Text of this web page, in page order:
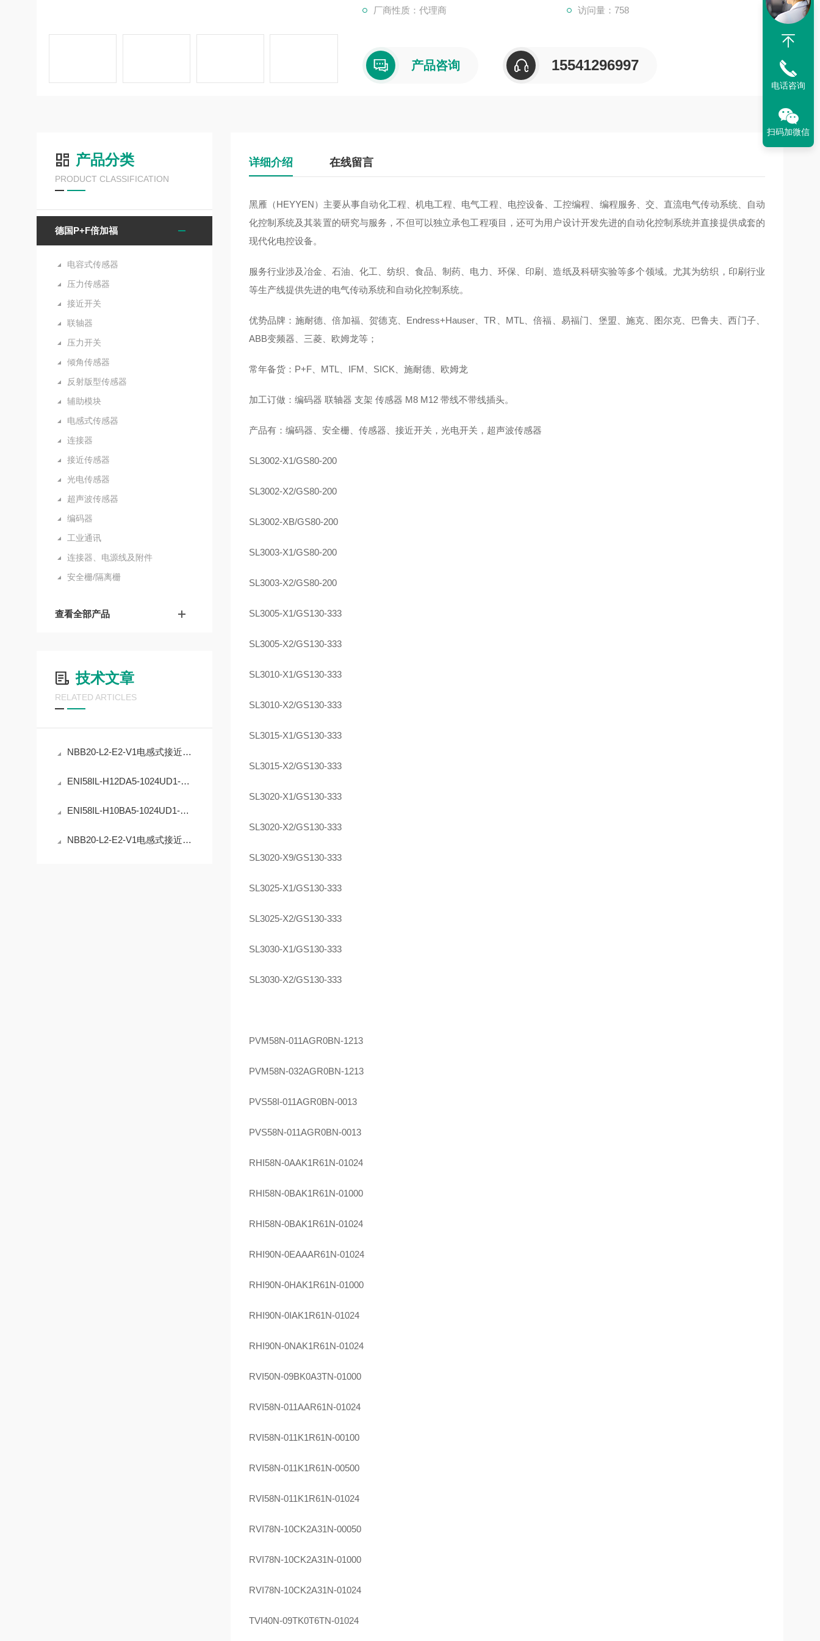
厂商性质：代理商 访问量：758
产品咨询 15541296997
产品分类
PRODUCT CLASSIFICATION
德国P+F倍加福
电容式传感器
压力传感器
接近开关
联轴器
压力开关
倾角传感器
反射版型传感器
辅助模块
电感式传感器
连接器
接近传感器
光电传感器
超声波传感器
编码器
工业通讯
连接器、电源线及附件
安全栅/隔离栅
查看全部产品
技术文章
RELATED ARTICLES
NBB20-L2-E2-V1电感式接近开关的工业自动化应用
ENI58IL-H12DA5-1024UD1-RC1编码器在工业定位中的应用
ENI58IL-H10BA5-1024UD1-RC1编码器的原理与应用
NBB20-L2-E2-V1电感式接近开关的安装与调试指南
详细介绍 在线留言
黑雁（HEYYEN）主要从事自动化工程、机电工程、电气工程、电控设备、工控编程、编程服务、交、直流电气传动系统、自动
化控制系统及其装置的研究与服务，不但可以独立承包工程项目，还可为用户设计开发先进的自动化控制系统并直接提供成套的
现代化电控设备。
服务行业涉及冶金、石油、化工、纺织、食品、制药、电力、环保、印刷、造纸及科研实验等多个领域。尤其为纺织，印刷行业
等生产线提供先进的电气传动系统和自动化控制系统。
优势品牌：施耐德、倍加福、贺德克、Endress+Hauser、TR、MTL、倍福、易福门、堡盟、施克、图尔克、巴鲁夫、西门子、
ABB变频器、三菱、欧姆龙等；
常年备货：P+F、MTL、IFM、SICK、施耐德、欧姆龙
加工订做：编码器 联轴器 支架 传感器 M8 M12 带线不带线插头。
产品有：编码器、安全栅、传感器、接近开关，光电开关，超声波传感器
SL3002-X1/GS80-200
SL3002-X2/GS80-200
SL3002-XB/GS80-200
SL3003-X1/GS80-200
SL3003-X2/GS80-200
SL3005-X1/GS130-333
SL3005-X2/GS130-333
SL3010-X1/GS130-333
SL3010-X2/GS130-333
SL3015-X1/GS130-333
SL3015-X2/GS130-333
SL3020-X1/GS130-333
SL3020-X2/GS130-333
SL3020-X9/GS130-333
SL3025-X1/GS130-333
SL3025-X2/GS130-333
SL3030-X1/GS130-333
SL3030-X2/GS130-333
PVM58N-011AGR0BN-1213
PVM58N-032AGR0BN-1213
PVS58I-011AGR0BN-0013
PVS58N-011AGR0BN-0013
RHI58N-0AAK1R61N-01024
RHI58N-0BAK1R61N-01000
RHI58N-0BAK1R61N-01024
RHI90N-0EAAAR61N-01024
RHI90N-0HAK1R61N-01000
RHI90N-0IAK1R61N-01024
RHI90N-0NAK1R61N-01024
RVI50N-09BK0A3TN-01000
RVI58N-011AAR61N-01024
RVI58N-011K1R61N-00100
RVI58N-011K1R61N-00500
RVI58N-011K1R61N-01024
RVI78N-10CK2A31N-00050
RVI78N-10CK2A31N-01000
RVI78N-10CK2A31N-01024
TVI40N-09TK0T6TN-01024
电话咨询
扫码加微信